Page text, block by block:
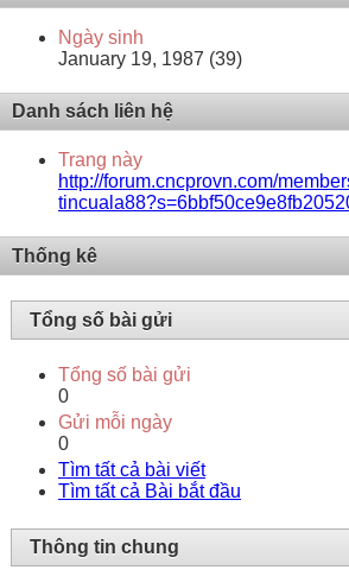
Ngày sinh
January 19, 1987 (39)
Danh sách liên hệ
Trang này
http://forum.cncprovn.com/
Thống kê
Tổng số bài gửi
Tổng số bài gửi
0
Gửi mỗi ngày
0
Tìm tất cả bài viết
Tìm tất cả Bài bắt đầu
Thông tin chung